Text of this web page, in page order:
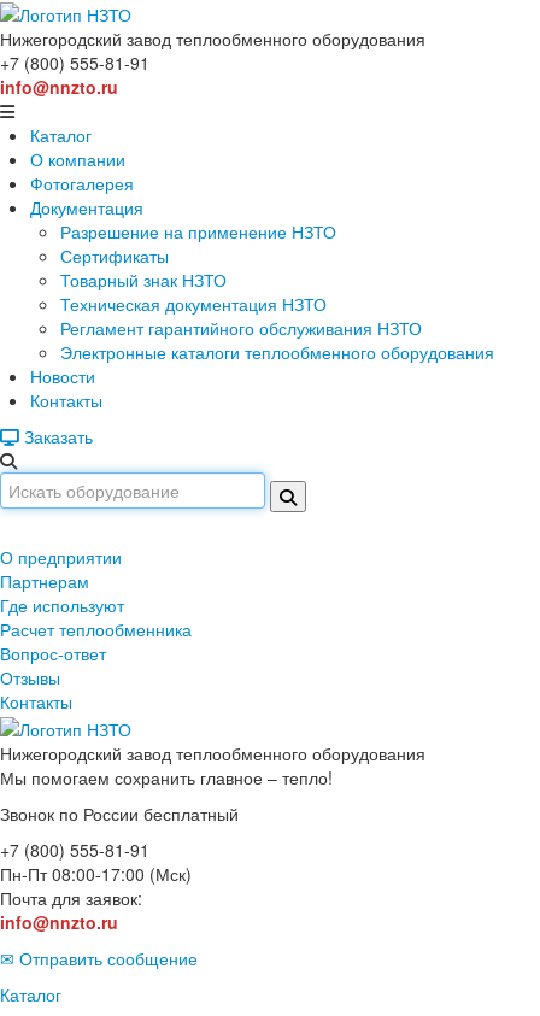
Нижегородский завод теплообменного оборудования
+7 (800) 555-81-91
info@nnzto.ru
Каталог
О компании
Фотогалерея
Документация
Разрешение на применение НЗТО
Сертификаты
Товарный знак НЗТО
Техническая документация НЗТО
Регламент гарантийного обслуживания НЗТО
Электронные каталоги теплообменного оборудования
Новости
Контакты
Заказать
О предприятии
Партнерам
Где используют
Расчет теплообменника
Вопрос-ответ
Отзывы
Контакты
Нижегородский завод теплообменного оборудования
Мы помогаем сохранить главное – тепло!
Звонок по России бесплатный
+7 (800) 555-81-91
Пн-Пт 08:00-17:00 (Мск)
Почта для заявок:
info@nnzto.ru
✉ Отправить сообщение
Каталог